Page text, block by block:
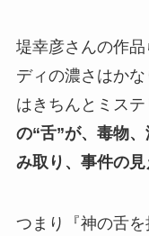
堤幸彦さんの作
ディの濃さはか
はきちんとミステ
の“舌”が、毒物
み取り、事件の見
つまり『神の舌